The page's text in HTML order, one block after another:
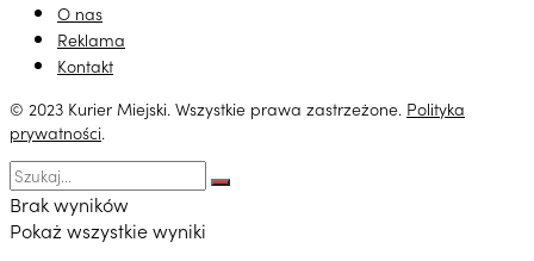
O nas
Reklama
Kontakt
© 2023 Kurier Miejski. Wszystkie prawa zastrzeżone. Polityka
prywatności.
Brak wyników
Pokaż wszystkie wyniki